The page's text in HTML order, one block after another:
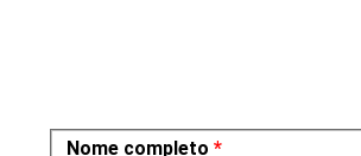
Nome completo *